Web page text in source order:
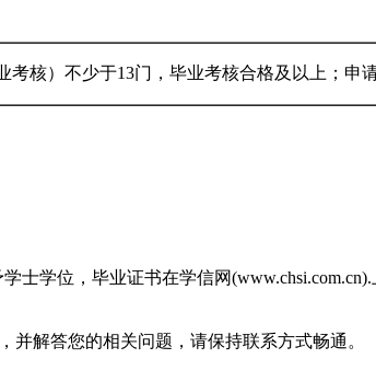
核）不少于13门，毕业考核合格及以上；申
士学位，毕业证书在学信网
并解答您的相关问题，请保持联系方式畅通。